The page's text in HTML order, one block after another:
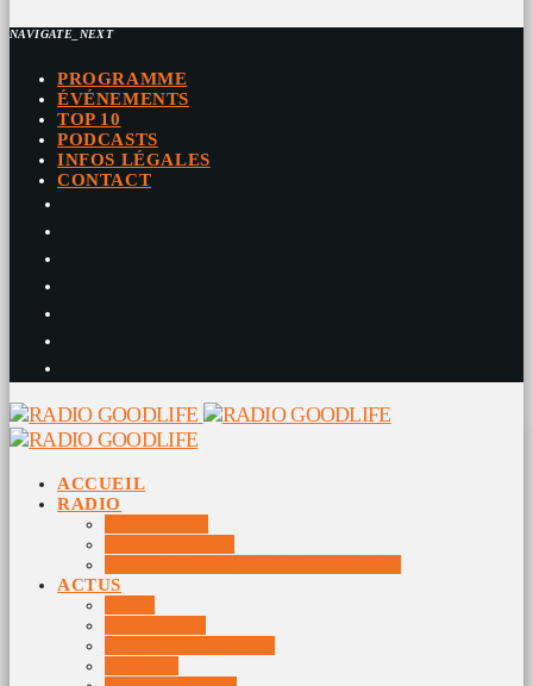
NAVIGATE_NEXT
PROGRAMME
ÉVÉNEMENTS
TOP 10
PODCASTS
INFOS LÉGALES
CONTACT
ACCUEIL
RADIO
ACTUS